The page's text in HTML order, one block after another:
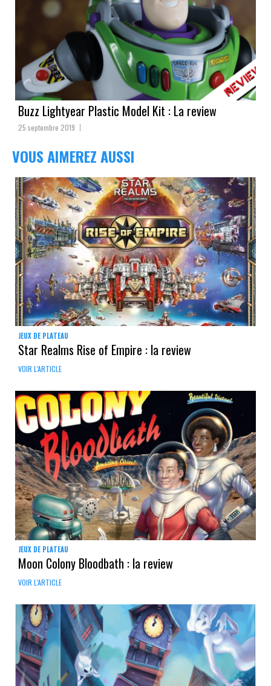
Buzz Lightyear Plastic Model Kit : La review
25 septembre 2019
VOUS AIMEREZ AUSSI
JEUX DE PLATEAU
Star Realms Rise of Empire : la review
VOIR L'ARTICLE
JEUX DE PLATEAU
Moon Colony Bloodbath : la review
VOIR L'ARTICLE